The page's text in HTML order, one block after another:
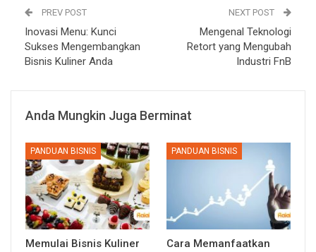
PREV POST
Inovasi Menu: Kunci
Sukses Mengembangkan
Bisnis Kuliner Anda
NEXT POST
Mengenal Teknologi
Retort yang Mengubah
Industri FnB
Anda Mungkin Juga Berminat
PANDUAN BISNIS
Memulai Bisnis Kuliner
PANDUAN BISNIS
Cara Memanfaatkan